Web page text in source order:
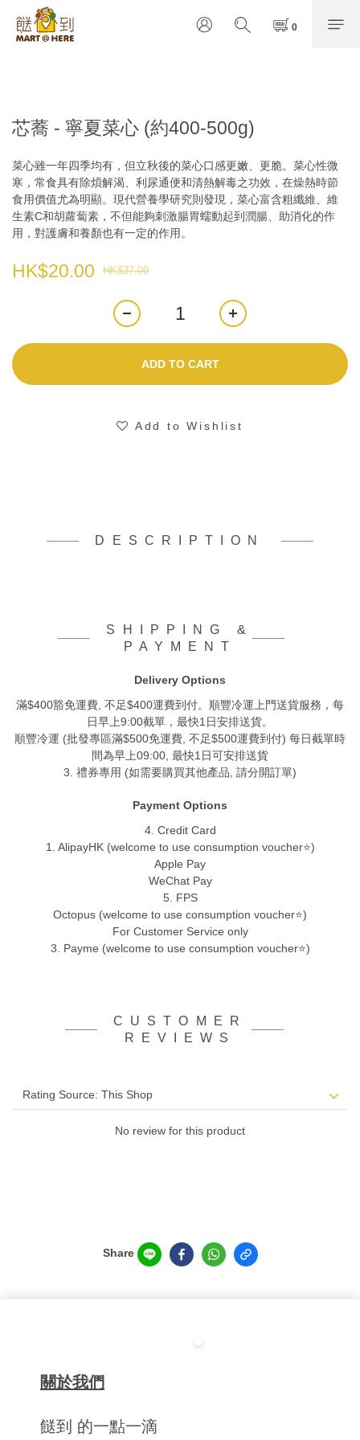
芯蕎 - 寧夏菜心 (約400-500g)
菜心雖一年四季均有，但立秋後的菜心口感更嫩、更脆。菜心性微
寒，常食具有除煩解渴、利尿通便和清熱解毒之功效，在燥熱時節
食用價值尤為明顯。現代營養學研究則發現，菜心富含粗纖維、維
生素C和胡蘿蔔素，不但能夠刺激腸胃蠕動起到潤腸、助消化的作
用，對護膚和養顏也有一定的作用。
HK$37.00
HK$20.00
ADD TO CART
Add to Wishlist
DESCRIPTION
SHIPPING &
PAYMENT
Delivery Options
滿$400豁免運費, 不足$400運費到付。順豐冷運上門送貨服務，每
日早上9:00截單，最快1日安排送貨。
順豐冷運 (批發專區滿$500免運費, 不足$500運費到付) 每日截單時
間為早上09:00, 最快1日可安排送貨
3. 禮券專用 (如需要購買其他產品, 請分開訂單)
Payment Options
4. Credit Card
1. AlipayHK (welcome to use consumption voucher⭐)
Apple Pay
WeChat Pay
5. FPS
Octopus (welcome to use consumption voucher⭐)
For Customer Service only
3. Payme (welcome to use consumption voucher⭐)
CUSTOMER
REVIEWS
No review for this product
Share
關於我們
餸到 的一點一滴